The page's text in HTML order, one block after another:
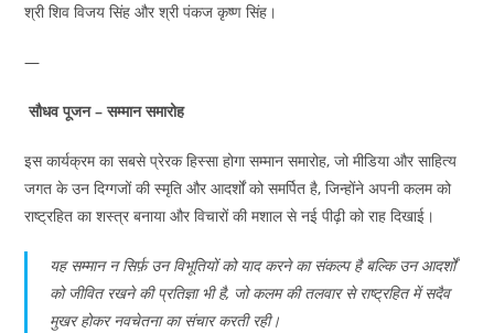
श्री शिव विजय सिंह और श्री पंकज कृष्ण सिंह।
—
सौधव पूजन – सम्मान समारोह
इस कार्यक्रम का सबसे प्रेरक हिस्सा होगा सम्मान समारोह, जो मीडिया और साहित्य
जगत के उन दिग्गजों की स्मृति और आदर्शों को समर्पित है, जिन्होंने अपनी कलम को
राष्ट्रहित का शस्त्र बनाया और विचारों की मशाल से नई पीढ़ी को राह दिखाई।
यह सम्मान न सिर्फ़ उन विभूतियों को याद करने का संकल्प है बल्कि उन आदर्शों
को जीवित रखने की प्रतिज्ञा भी है, जो कलम की तलवार से राष्ट्रहित में सदैव
मुखर होकर नवचेतना का संचार करती रही।